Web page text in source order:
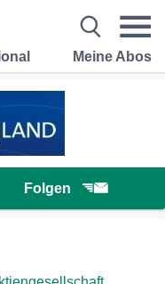
Meine Abos
Folgen